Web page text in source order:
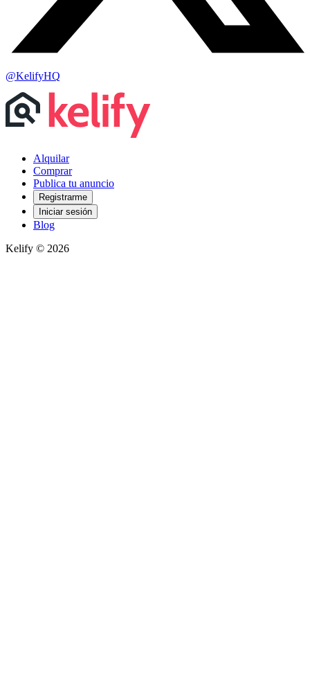
@KelifyHQ
Alquilar
Comprar
Publica tu anuncio
Registrarme
Iniciar sesión
Blog
Kelify © 2026